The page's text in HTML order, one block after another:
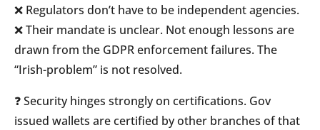
❌ Regulators don’t have to be independent agencies.
❌ Their mandate is unclear. Not enough lessons are
drawn from the GDPR enforcement failures. The
“Irish-problem” is not resolved.
❓ Security hinges strongly on certifications. Gov
issued wallets are certified by other branches of that